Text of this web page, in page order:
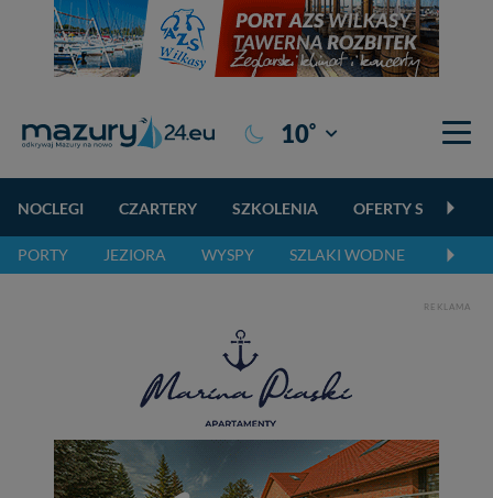
10° Giżycko
NOCLEGI CZARTERY SZKOLENIA OFERTY
PORTY JEZIORA WYSPY SZLAKI WODNE
REKLAMA